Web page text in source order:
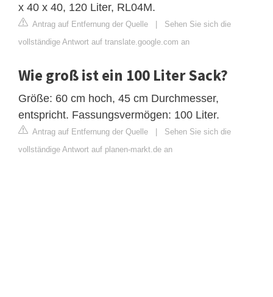
x 40 x 40, 120 Liter, RL04M.
Antrag auf Entfernung der Quelle | Sehen Sie sich die
vollständige Antwort auf translate.google.com an
Wie groß ist ein 100 Liter Sack?
Größe: 60 cm hoch, 45 cm Durchmesser,
entspricht. Fassungsvermögen: 100 Liter.
Antrag auf Entfernung der Quelle | Sehen Sie sich die
vollständige Antwort auf planen-markt.de an